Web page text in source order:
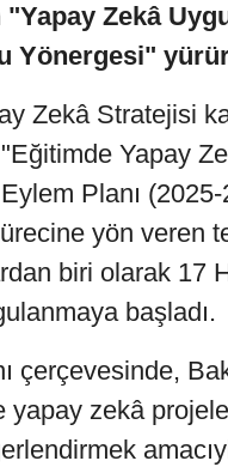
"Yapay Zekâ
Yönergesi"
Zekâ Stratejisi
"Eğitimde Yapay
Planı
yön veren
biri olarak 17
başladı.
çerçevesinde,
yapay zekâ